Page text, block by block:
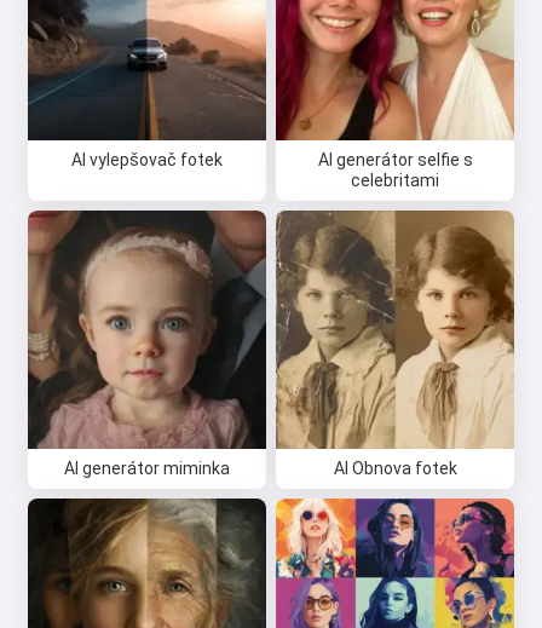
AI vylepšovač fotek
AI generátor selfie s
celebritami
AI generátor miminka AI Obnova fotek